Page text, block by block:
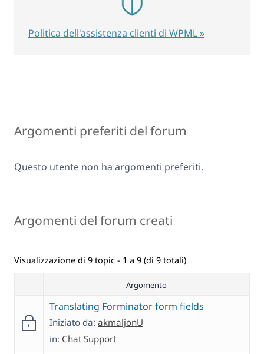
Argomenti preferiti del forum
Questo utente non ha argomenti preferiti.
Argomenti del forum creati
Visualizzazione di 9 topic - 1 a 9 (di 9 totali)
Argomento
Translating Forminator form fields
Iniziato da: akmaljonU
in: Chat Support
Politica dell'assistenza clienti di WPML »